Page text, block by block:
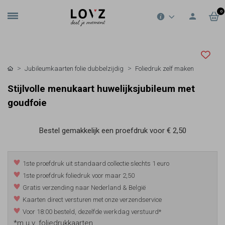
0
Jubileumkaarten folie dubbelzijdig Foliedruk zelf maken
Stijlvolle menukaart huwelijksjubileum met
goudfoie
Bestel gemakkelijk een proefdruk voor € 2,50
1ste proefdruk uit standaard collectie slechts 1 euro
1ste proefdruk foliedruk voor maar 2,50
Gratis verzending naar Nederland & België
Kaarten direct versturen met onze verzendservice
Voor 18:00 besteld, dezelfde werkdag verstuurd*
*m.u.v. foliedrukkaarten